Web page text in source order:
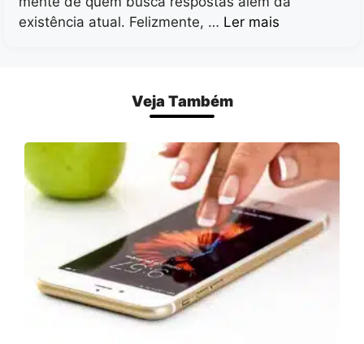
existência atual. Felizmente, … Ler mais
Veja Também